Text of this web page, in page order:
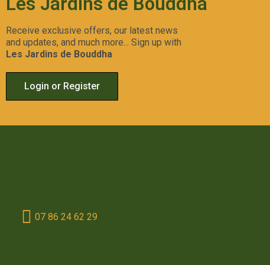
Receive exclusive offers, our latest news
and updates, and much more... Sign up with
Les Jardins de Bouddha
Login or Register
07 86 24 62 29